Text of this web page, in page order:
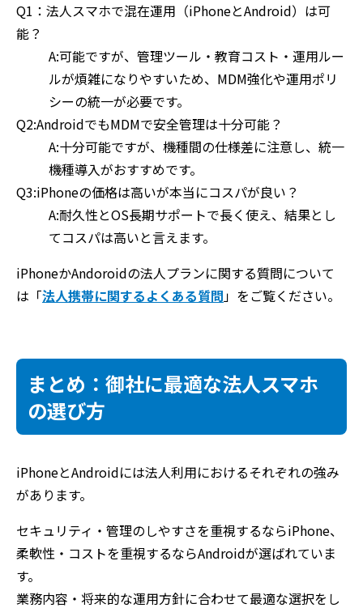
Q1：法人スマホで混在運用（iPhoneとAndroid）は可
能？
A:可能ですが、管理ツール・教育コスト・運用ルー
ルが煩雑になりやすいため、MDM強化や運用ポリ
シーの統一が必要です。
Q2:AndroidでもMDMで安全管理は十分可能？
A:十分可能ですが、機種間の仕様差に注意し、統一
機種導入がおすすめです。
Q3:iPhoneの価格は高いが本当にコスパが良い？
A:耐久性とOS長期サポートで長く使え、結果とし
てコスパは高いと言えます。
iPhoneかAndoroidの法人プランに関する質問について
は「法人携帯に関するよくある質問」をご覧ください。
まとめ：御社に最適な法人スマホ
の選び方
iPhoneとAndroidには法人利用におけるそれぞれの強み
があります。
セキュリティ・管理のしやすさを重視するならiPhone、
柔軟性・コストを重視するならAndroidが選ばれていま
す。
業務内容・将来的な運用方針に合わせて最適な選択をし